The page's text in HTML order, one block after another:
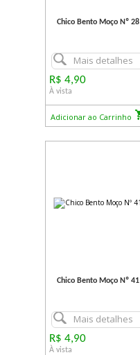
Chico Bento Moço Nº 28
Mais detalhes
R$ 4,90
À vista
Adicionar ao Carrinho
Chico Bento Moço Nº 41
Mais detalhes
R$ 4,90
À vista